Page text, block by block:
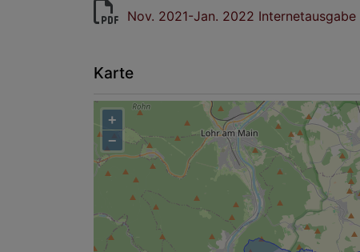
Nov. 2021-Jan. 2022 Internetausgabe
Karte
+
−